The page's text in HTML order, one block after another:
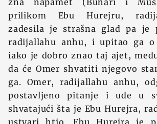
zna napamet (Buhari i
prilikom Ebu Hurejru,
zadesila je strašna glad pa je
radijallahu anhu, i upitao ga o
iako je dobro znao taj ajet,
da će Omer shvatiti njegovo
ga. Omer, radijallahu anhu,
postavljeno pitanje i uđe u
shvatajući šta je Ebu Hurejra,
ustvari htio. Ebu Hurejra je